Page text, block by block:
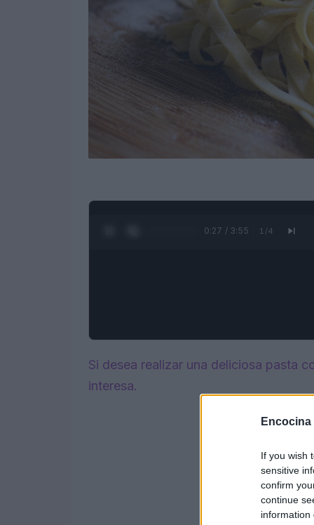
Encocina
If you wish
sensitive
confirm
continue
information
0:28 / 3:55 1 /4
Si desea realizar una deliciosa pasta
interesa.